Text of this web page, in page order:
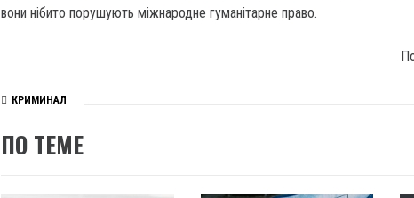
вони нібито порушують міжнародне гуманітарне право.
КРИМИНАЛ
ПО ТЕМЕ